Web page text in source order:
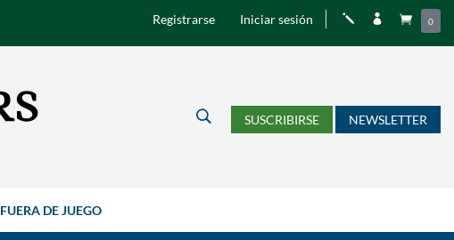
Registrarse Iniciar sesión j   0
U SUSCRIBIRSE NEWSLETTER
FUERA DE JUEGO